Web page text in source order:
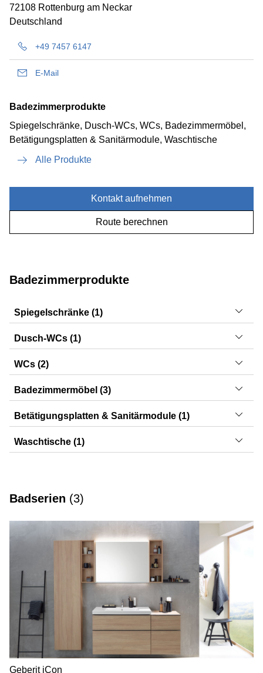
72108 Rottenburg am Neckar
Deutschland
+49 7457 6147
E-Mail
Badezimmerprodukte
Spiegelschränke, Dusch-WCs, WCs, Badezimmermöbel,
Betätigungsplatten & Sanitärmodule, Waschtische
Alle Produkte
Kontakt aufnehmen
Route berechnen
Badezimmerprodukte
Spiegelschränke (1)
Option
Dusch-WCs (1)
AquaClean Mera
WCs (2)
iCon, Renova Comfort
Badezimmermöbel (3)
Acanto, iCon, Option
Betätigungsplatten & Sanitärmodule (1)
Monolith
Waschtische (1)
Badserien (3)
Geberit iCon